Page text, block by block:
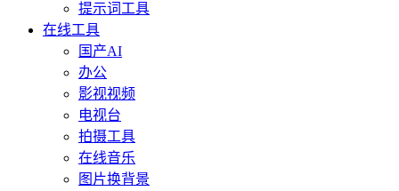
提示词工具
在线工具
国产AI
办公
影视视频
电视台
拍摄工具
在线音乐
图片换背景